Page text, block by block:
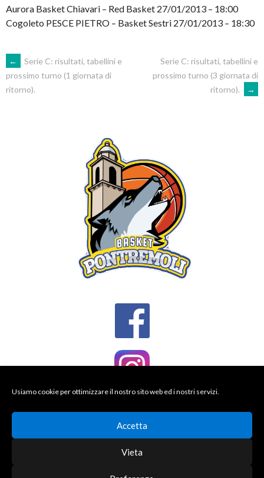
Usiamo cookie per ottimizzare il nostro sito web ed i nostri servizi.
Accetta
Vieta
Aurora Basket Chiavari – Red Basket 27/01/2013 – 18:00
Cogoleto PESCE PIETRO – Basket Sestri 27/01/2013 – 18:30
POST
NAVIGATION
←
Serie C: risultati, tabellini e
prossimo turno (1 giornata di
ritorno).
Serie C: risultati, tabellini e
prossimo turno (3 giornata di
ritorno).
→